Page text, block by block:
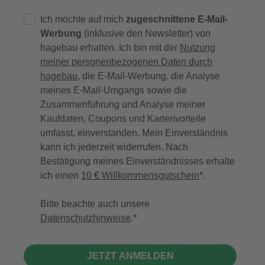
Ich möchte auf mich zugeschnittene E-Mail-
Werbung (inklusive den Newsletter) von
hagebau erhalten. Ich bin mit der Nutzung
meiner personenbezogenen Daten durch
hagebau, die E-Mail-Werbung, die Analyse
meines E-Mail-Umgangs sowie die
Zusammenführung und Analyse meiner
Kaufdaten, Coupons und Kartenvorteile
umfasst, einverstanden. Mein Einverständnis
kann ich jederzeit widerrufen. Nach
Bestätigung meines Einverständnisses erhalte
ich einen 10 € Willkommensgutschein*.
Bitte beachte auch unsere
Datenschutzhinweise.
JETZT ANMELDEN